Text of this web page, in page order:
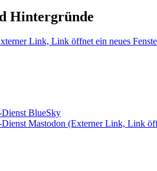
Hintergründe
Link, Link öffnet ein neues
BlueSky
Mastodon (Externer Link, Link